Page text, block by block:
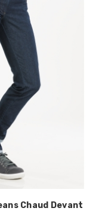
Chaud Devant